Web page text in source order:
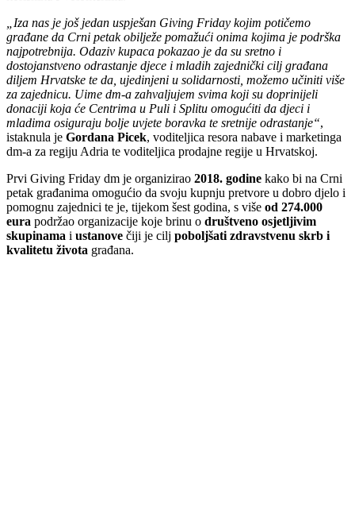
„Iza nas je još jedan uspješan Giving Friday kojim potičemo
građane da Crni petak obilježe pomažući onima kojima je podrška
najpotrebnija. Odaziv kupaca pokazao je da su sretno i
dostojanstveno odrastanje djece i mladih zajednički cilj građana
diljem Hrvatske te da, ujedinjeni u solidarnosti, možemo učiniti više
za zajednicu. Uime dm-a zahvaljujem svima koji su doprinijeli
donaciji koja će Centrima u Puli i Splitu omogućiti da djeci i
mladima osiguraju bolje uvjete boravka te sretnije odrastanje“,
istaknula je Gordana Picek, voditeljica resora nabave i marketinga
dm-a za regiju Adria te voditeljica prodajne regije u Hrvatskoj.
Prvi Giving Friday dm je organizirao 2018. godine kako bi na Crni
petak građanima omogućio da svoju kupnju pretvore u dobro djelo i
pomognu zajednici te je, tijekom šest godina, s više od 274.000
eura podržao organizacije koje brinu o društveno osjetljivim
skupinama i ustanove čiji je cilj poboljšati zdravstvenu skrb i
kvalitetu života građana.